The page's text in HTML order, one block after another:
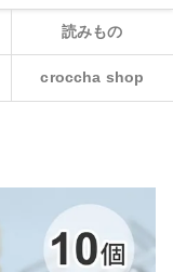
読みもの
croccha shop